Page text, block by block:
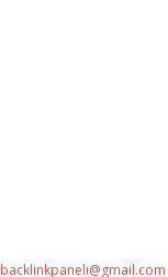
backlinkpaneli@gmail.com